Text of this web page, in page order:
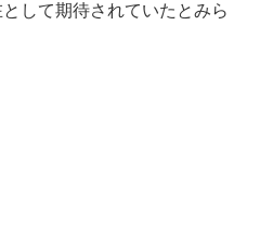
して期待されていたとみら